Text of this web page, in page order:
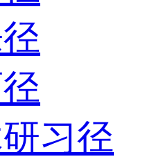
习径